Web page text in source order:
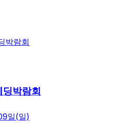
박람회
일(일)